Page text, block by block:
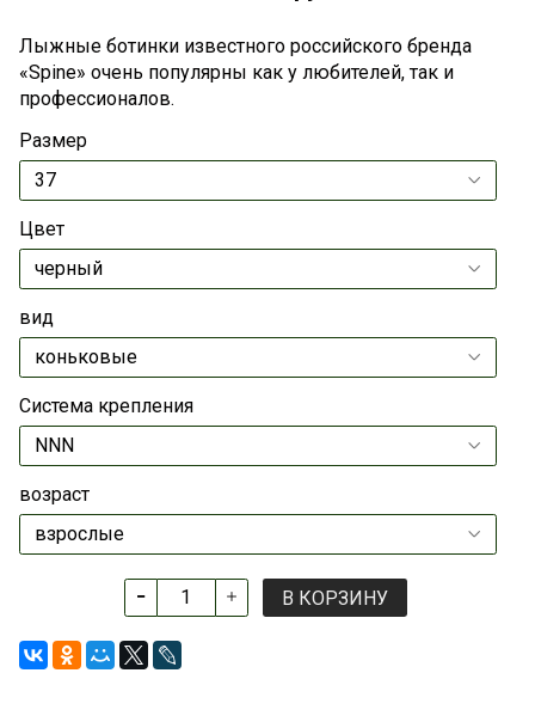
Лыжные ботинки известного российского бренда
«Spine» очень популярны как у любителей, так и
профессионалов.
Размер
Цвет
вид
Система крепления
возраст
В КОРЗИНУ